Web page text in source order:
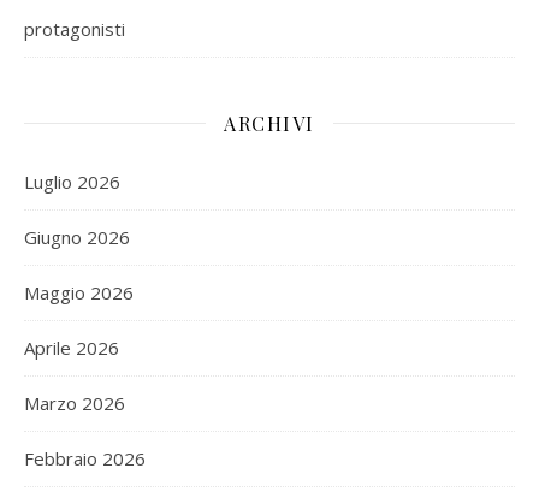
protagonisti
ARCHIVI
Luglio 2026
Giugno 2026
Maggio 2026
Aprile 2026
Marzo 2026
Febbraio 2026